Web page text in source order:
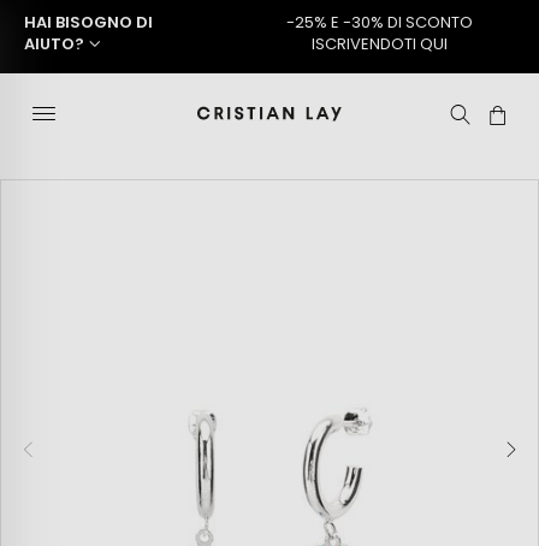
HAI BISOGNO DI
AIUTO?
-25% E -30% DI SCONTO
ISCRIVENDOTI QUI